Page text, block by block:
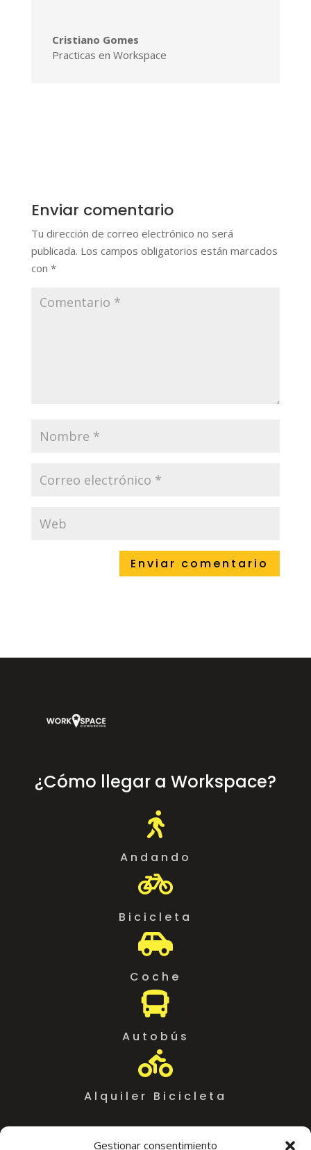
Gestionar consentimiento
Cristiano Gomes
Practicas en Workspace
Enviar comentario
Tu dirección de correo electrónico no será
publicada. Los campos obligatorios están marcados
con *
¿Cómo llegar a Workspace?

Andando

Bicicleta

Coche

Autobús

Alquiler Bicicleta